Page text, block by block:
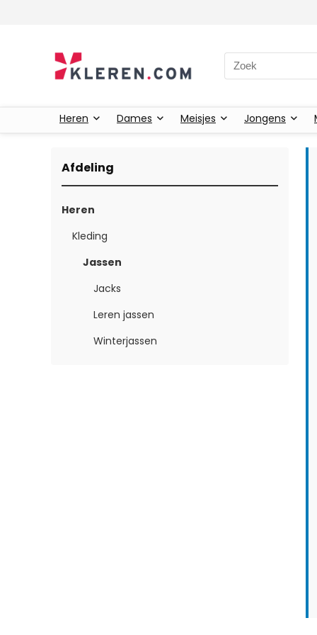
Zoeken naar:
Heren Dames Meisjes Jongens
Afdeling
Heren
Kleding
Jassen
Jacks
Leren jassen
Winterjassen